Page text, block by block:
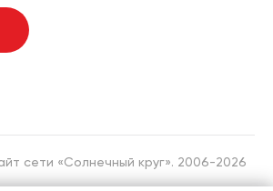
сети «Солнечный круг». 2006-2026